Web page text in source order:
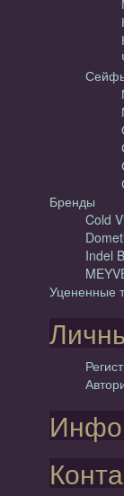
Бренды
Cold
Indel B
Уцененные